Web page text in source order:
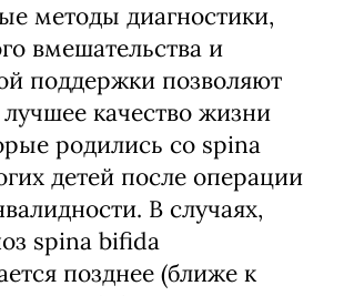
методы диагностики,
вмешательства и
поддержки позволяют
лучшее качество жизни
родились со spina
детей после операции
В случаях,
spina bifida
позднее (ближе к